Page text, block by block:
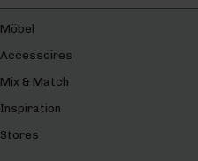
Möbel
Accessoires
Mix & Match
Inspiration
Stores